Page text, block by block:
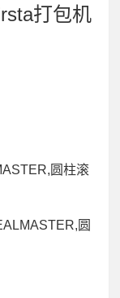
打包机
圆柱滚
圆